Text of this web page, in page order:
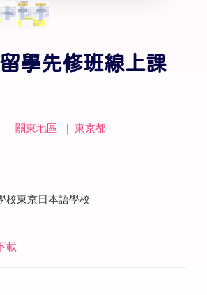
學先修班線上課
｜ 關東地區 ｜ 東京都
校東京日本語學校
載